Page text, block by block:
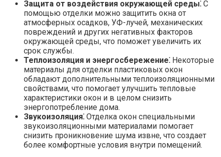
Защита от воздействия окружающей среды⁚ С
помощью отделки можно защитить окна от
атмосферных осадков, УФ-лучей, механических
повреждений и других негативных факторов
окружающей среды, что поможет увеличить их
срок службы.​
Теплоизоляция и энергосбережение⁚ Некоторые
материалы для отделки пластиковых окон
обладают дополнительными теплоизоляционными
свойствами, что помогает улучшить тепловые
характеристики окон и в целом снизить
энергопотребление дома.​
Звукоизоляция⁚ Отделка окон специальными
звукоизоляционными материалами помогает
снизить проникновение шума извне, что создает
более комфортные условия внутри помещений.​